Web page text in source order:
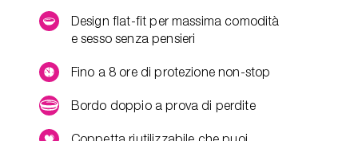
Design flat-fit per massima comodità
e sesso senza pensieri
Fino a 8 ore di protezione non-stop
Bordo doppio a prova di perdite